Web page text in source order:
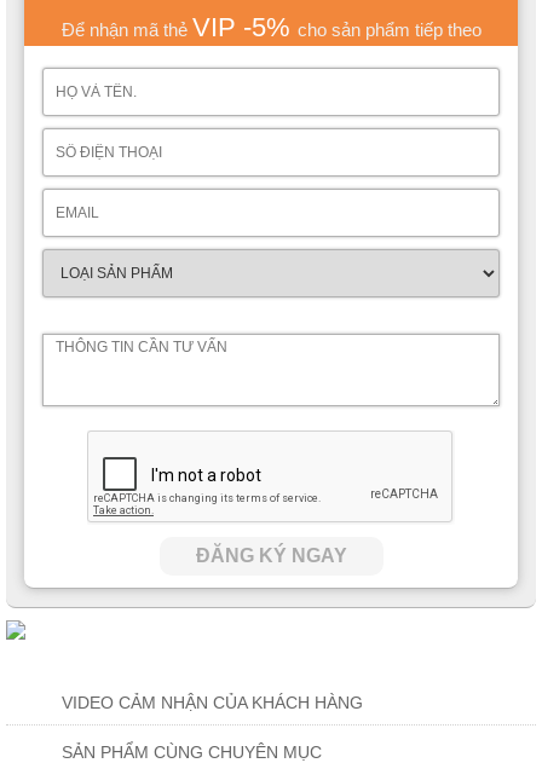
Để nhận mã thẻ VIP -5% cho sản phẩm tiếp theo
ĐĂNG KÝ NGAY
VIDEO CẢM NHẬN CỦA KHÁCH HÀNG
SẢN PHẨM CÙNG CHUYÊN MỤC